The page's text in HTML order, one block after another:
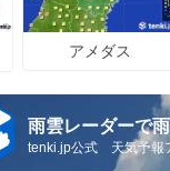
気象予報士の解説を
アメダス
雨雲レーダーで雨
tenki.jp公式 天気予報